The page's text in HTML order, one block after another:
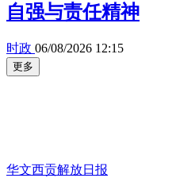
自强与责任精神
时政 06/08/2026 12:15
更多
华文西贡解放日报